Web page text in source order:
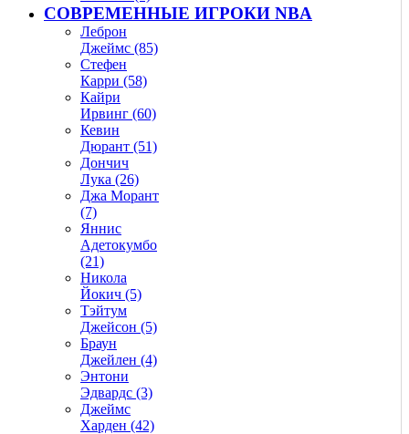
СОВРЕМЕННЫЕ ИГРОКИ NBA
Леброн
Джеймс (85)
Стефен
Карри (58)
Кайри
Ирвинг (60)
Кевин
Дюрант (51)
Дончич
Лука (26)
Джа Морант
(7)
Яннис
Адетокумбо
(21)
Никола
Йокич (5)
Тэйтум
Джейсон (5)
Браун
Джейлен (4)
Энтони
Эдвардс (3)
Джеймс
Харден (42)